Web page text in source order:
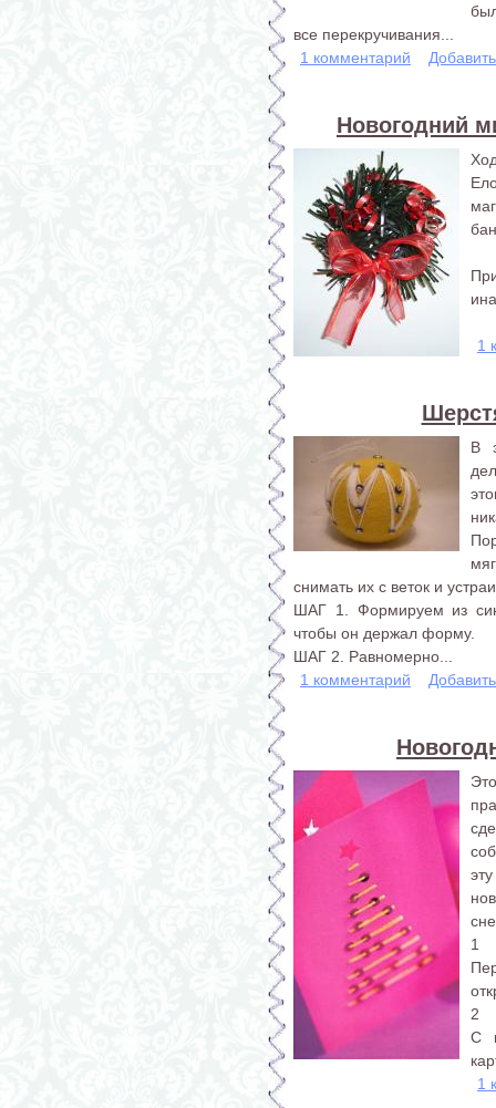
все перекручивания...
1 комментарий
Новогодний
1
В
снимать их с веток и
ШАГ 1. Формируем из
чтобы он держал форму.
ШАГ 2. Равномерно...
1 комментарий
1
2
С
1